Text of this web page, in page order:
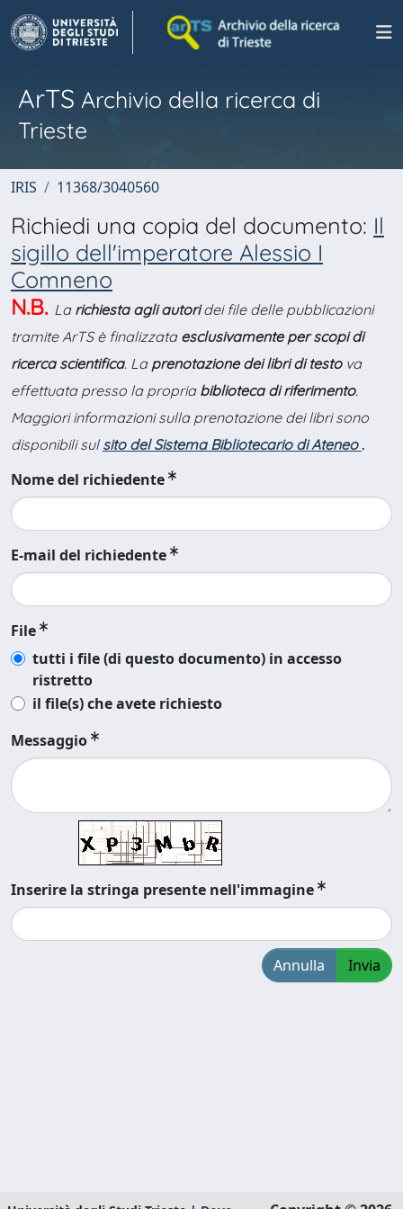
ArTS Archivio della ricerca di
Trieste
IRIS 11368/3040560
Richiedi una copia del documento: Il
sigillo dell'imperatore Alessio I
Comneno
N.B. La richiesta agli autoridei file delle pubblicazioni
tramite ArTS è finalizzata esclusivamente per scopi di
ricerca scientifica. La prenotazione dei libri di testova
effettuata presso la propria biblioteca di riferimento.
Maggiori informazioni sulla prenotazione dei libri sono
disponibili sul sito del Sistema Bibliotecario di Ateneo .
Nome del richiedente
E-mail del richiedente
File
tutti i file (di questo documento) in accesso
ristretto
il file(s) che avete richiesto
Messaggio
Inserire la stringa presente nell'immagine
Annulla Invia